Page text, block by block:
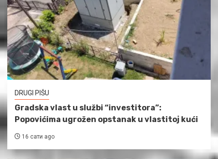
DRUGI PIŠU
Gradska vlast u službi “investitora”:
Popovićima ugrožen opstanak u vlastitoj kući
16 сати ago